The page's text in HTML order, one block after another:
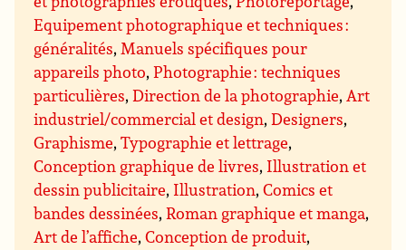
Equipement photographique et techniques :
généralités,Manuels spécifiques pour
appareils photo,Photographie : techniques
particulières,Direction de la photographie,Art
industriel/commercial et design,Designers,
Graphisme,Typographie et lettrage,
Conception graphique de livres, Illustration et
dessin publicitaire, Illustration,Comics et
bandes dessinées,Roman graphique et manga,
Art de l’affiche,Conception de produit,